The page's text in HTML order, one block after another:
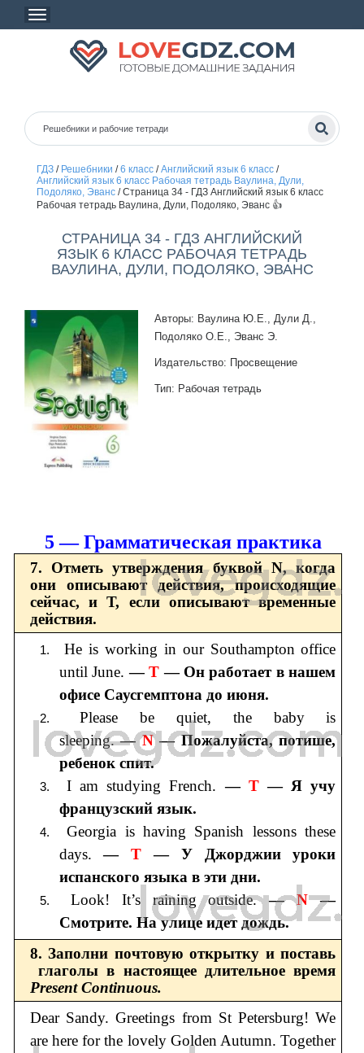
ГДЗ/ Решебники /6 класс/Английский язык 6 класс/
Английский язык 6 класс Рабочая тетрадь Ваулина, Дули,
Подоляко, Эванс/Страница 34 - ГДЗ Английский язык 6 класс
Рабочая тетрадь Ваулина, Дули, Подоляко, Эванс 👍
СТРАНИЦА 34 - ГДЗ АНГЛИЙСКИЙ
ЯЗЫК 6 КЛАСС РАБОЧАЯ ТЕТРАДЬ
ВАУЛИНА, ДУЛИ, ПОДОЛЯКО, ЭВАНС
Авторы: Ваулина Ю.Е., Дули Д.,
Подоляко О.Е., Эванс Э.
Издательство: Просвещение
Тип: Рабочая тетрадь
5 — Грамматическая практика
7. Отметь утверждения буквой N, когда
они описывают действия, происходящие
сейчас, и Т, если описывают временные
действия.
He is working in our Southampton office
until June.—T— Он работает в нашем
офисе Саусгемптона до июня.
Please be quiet, the baby is
sleeping.—N— Пожалуйста, потише,
ребенок спит.
I am studying French. — T— Я учу
французский язык.
Georgia is having Spanish lessons these
days.—T — У Джорджии уроки
испанского языка в эти дни.
Look! It’s raining outside.—N—
Смотрите. На улице идет дождь.
8. Заполни почтовую открытку и поставь
глаголы в настоящее длительное время
Present Continuous.
Dear Sandy. Greetings from St Petersburg! We
are here for the lovely Golden Autumn. Together